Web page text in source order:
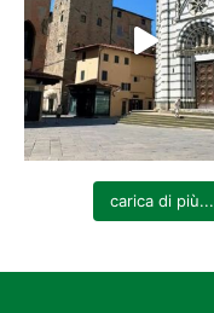
carica di più...